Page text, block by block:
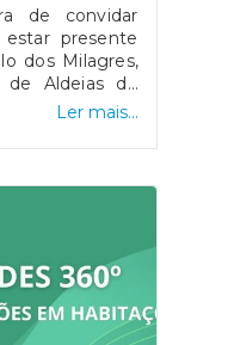
de convidar
estar presente
dos Milagres,
de Aldeias de
no próximo dia
já com a Vossa
Ler mais...